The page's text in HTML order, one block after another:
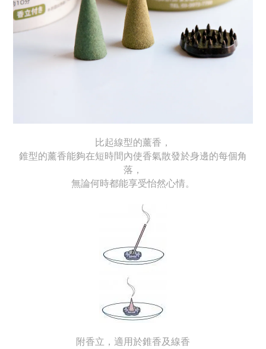
比起線型的薰香，
錐型的薰香能夠在短時間內使香氣散發於身邊的每個角
落，
無論何時都能享受怡然心情。
附香立，適用於錐香及線香